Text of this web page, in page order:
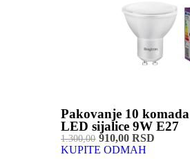
Pakovanje 10 komada
LED sijalice 9W E27
1.300,00910,00 RSD
KUPITE ODMAH